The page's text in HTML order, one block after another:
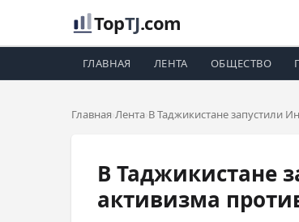
TopTJ.com
ГЛАВНАЯ ЛЕНТА ОБЩЕСТВО
Главная Лента В Таджикистане запустили
В Таджикистане
активизма